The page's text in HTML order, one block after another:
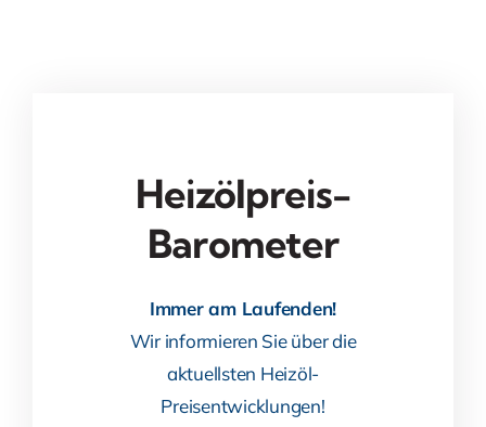
Heizölpreis-
Barometer
Immer am Laufenden!
Wir informieren Sie über die
aktuellsten Heizöl-
Preisentwicklungen!